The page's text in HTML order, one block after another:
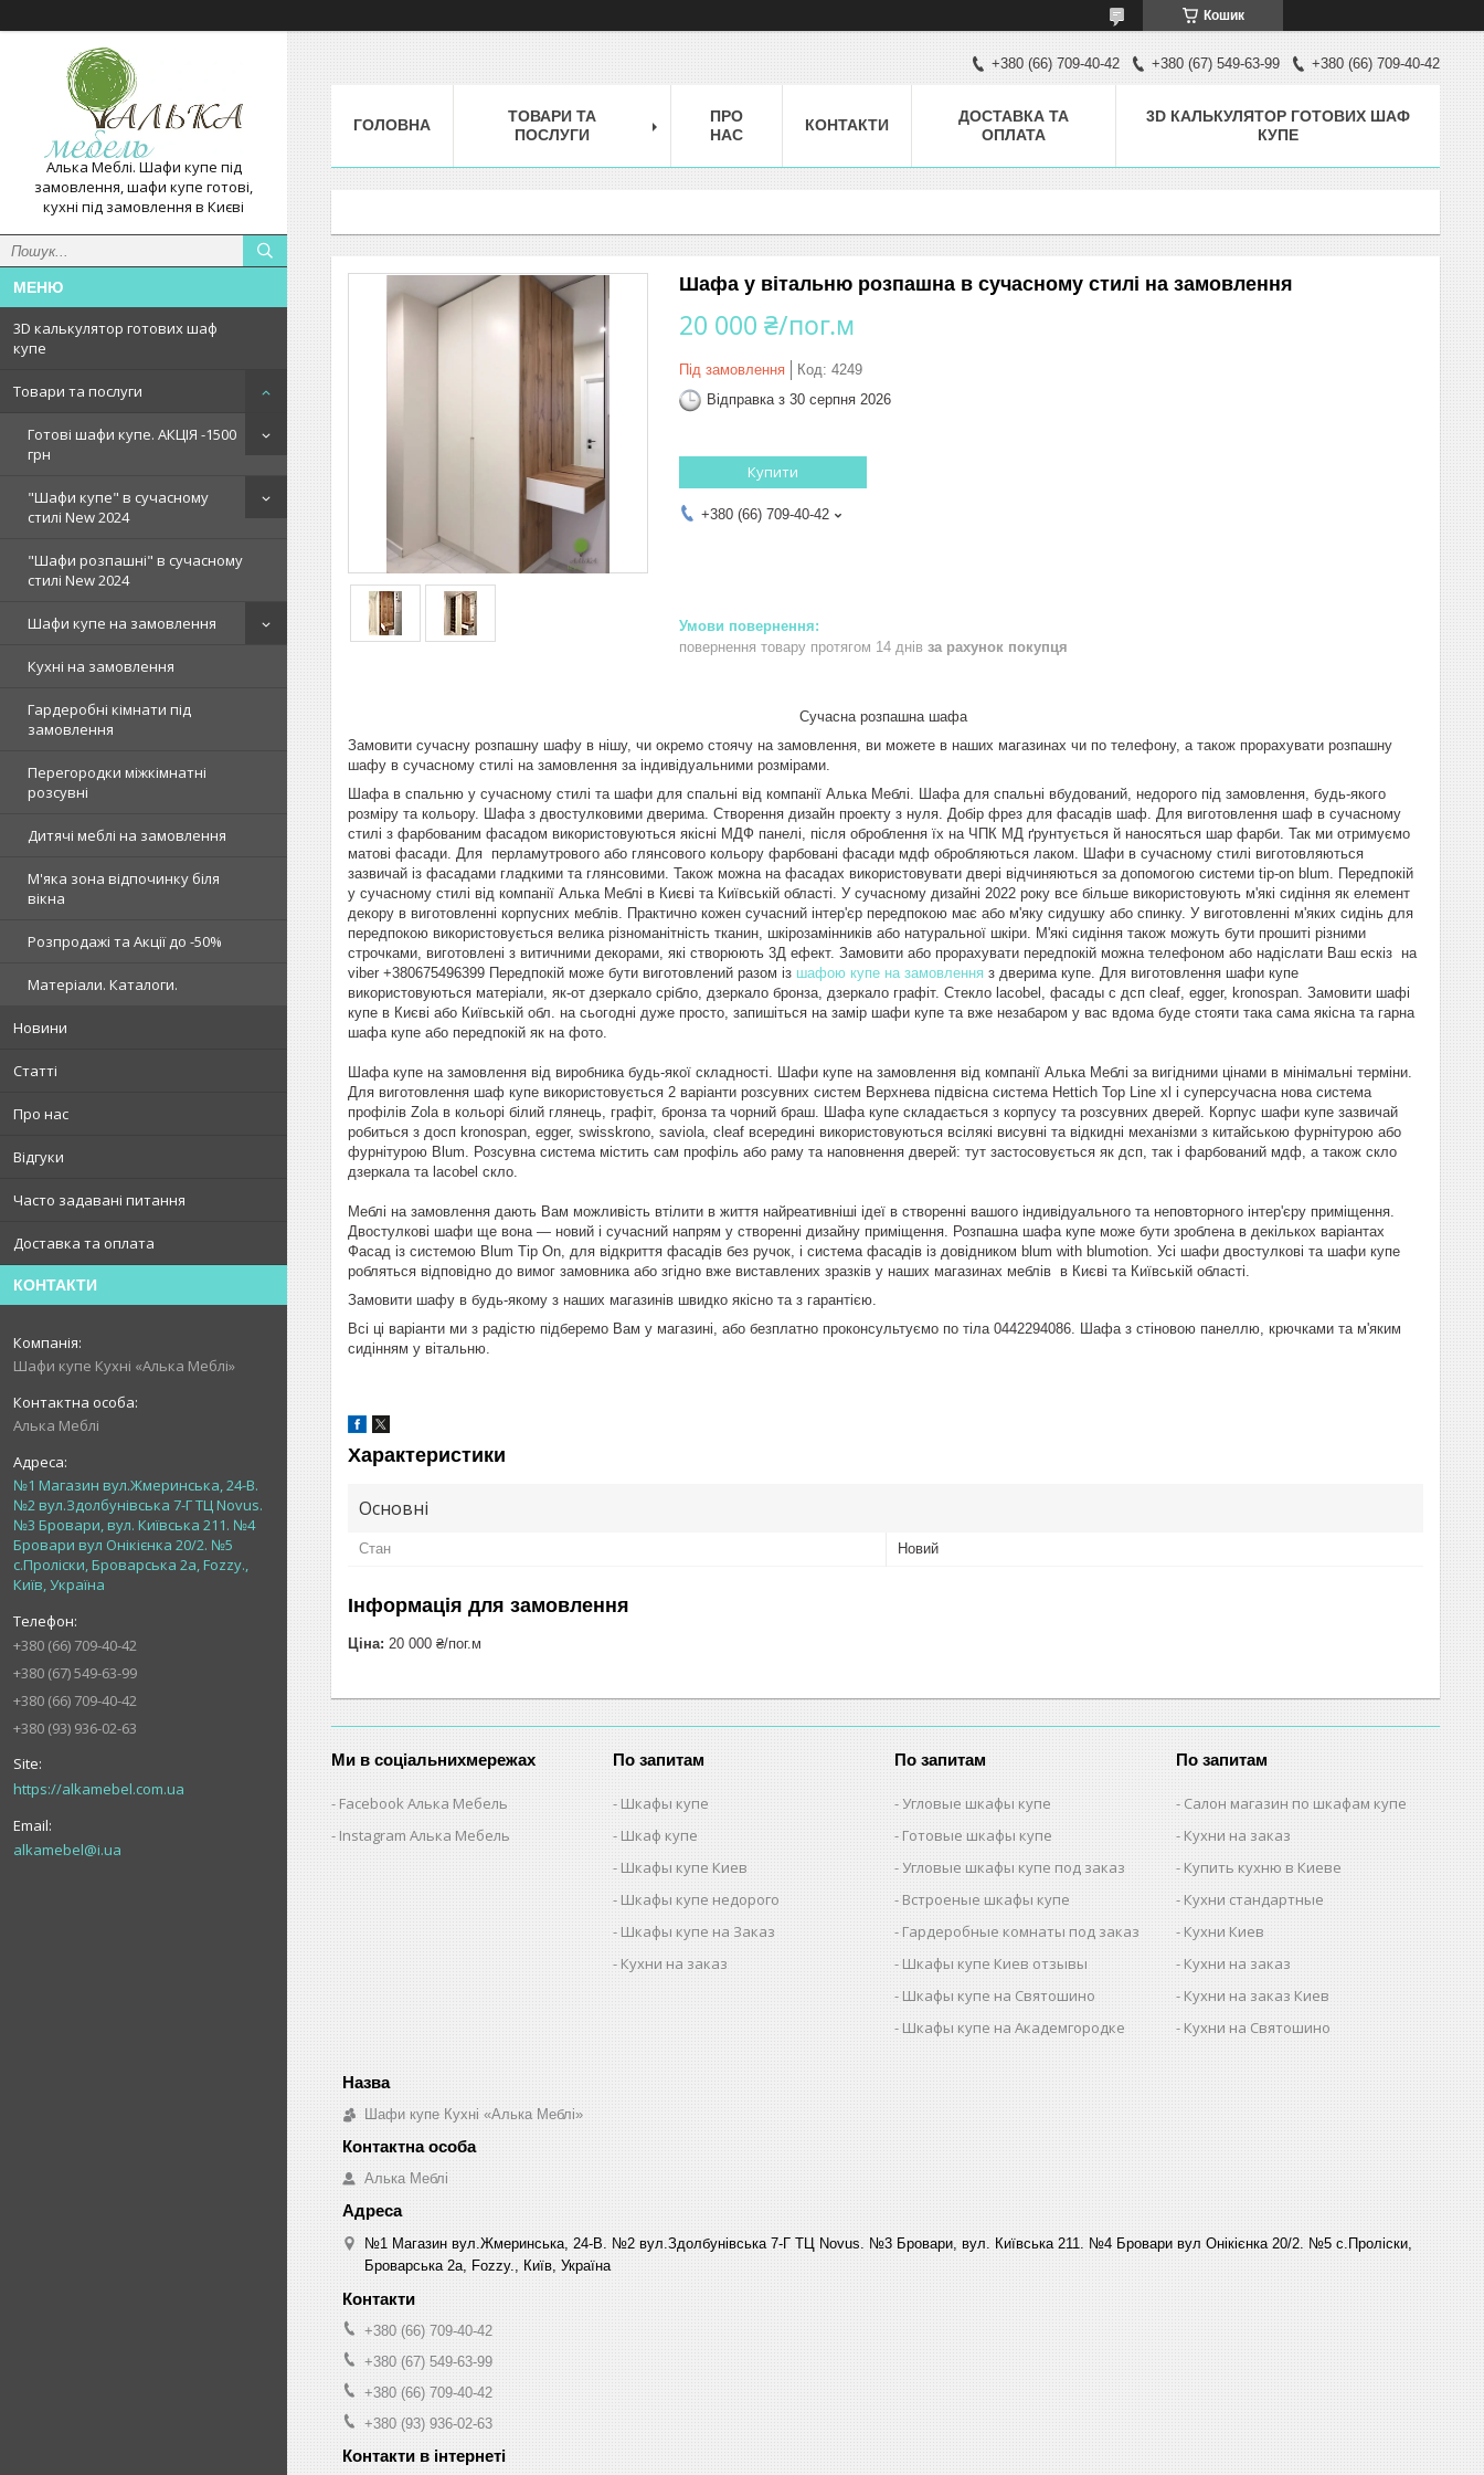
Кошик
Алька Меблі. Шафи купе під
замовлення, шафи купе готові,
кухні під замовлення в Києві
3D калькулятор готових шаф
купе
Товари та послуги
Готові шафи купе. АКЦІЯ -1500
грн
"Шафи купе" в сучасному
стилі New 2024
"Шафи розпашні" в сучасному
стилі New 2024
Шафи купе на замовлення
Кухні на замовлення
Гардеробні кімнати під
замовлення
Перегородки міжкімнатні
розсувні
Дитячі меблі на замовлення
М'яка зона відпочинку біля
вікна
Розпродажі та Акції до -50%
Матеріали. Каталоги.
Новини
Статті
Про нас
Відгуки
Часто задавані питання
Доставка та оплата
КОНТАКТИ
Шафи купе Кухні «Алька Меблі»
Алька Меблі
№1 Магазин вул.Жмеринська, 24-В.
№2 вул.Здолбунівська 7-Г ТЦ Novus.
№3 Бровари, вул. Київська 211. №4
Бровари вул Онікієнка 20/2. №5
с.Проліски, Броварська 2а, Fozzy.,
Київ, Україна
+380 (66) 709-40-42
+380 (67) 549-63-99
+380 (66) 709-40-42
+380 (93) 936-02-63
https://alkamebel.com.ua
alkamebel@i.ua
+380 (66) 709-40-42 +380 (67) 549-63-99 +380 (66) 709-40-42
ГОЛОВНА
ТОВАРИ ТА
ПОСЛУГИ
ПРО
НАС
КОНТАКТИ
ДОСТАВКА ТА
ОПЛАТА
3D КАЛЬКУЛЯТОР ГОТОВИХ ШАФ
КУПЕ
Шафа у вітальню розпашна в сучасному стилі на замовлення
20 000 ₴/пог.м
Під замовлення Код: 4249
Відправка з 30 серпня 2026
Купити
+380 (66) 709-40-42
повернення товару протягом 14 днів за рахунок покупця
Сучасна розпашна шафа
Замовити сучасну розпашну шафу в нішу, чи окремо стоячу на замовлення, ви можете в наших магазинах чи по телефону, а також прорахувати розпашну
шафу в сучасному стилі на замовлення за індивідуальними розмірами.
Шафа в спальню у сучасному стилі та шафи для спальні від компанії Алька Меблі. Шафа для спальні вбудований, недорого під замовлення, будь-якого
розміру та кольору. Шафа з двостулковими дверима. Створення дизайн проекту з нуля. Добір фрез для фасадів шаф. Для виготовлення шаф в сучасному
стилі з фарбованим фасадом використовуються якісні МДФ панелі, після оброблення їх на ЧПК МД ґрунтується й наносяться шар фарби. Так ми отримуємо
матові фасади. Для перламутрового або глянсового кольору фарбовані фасади мдф обробляються лаком. Шафи в сучасному стилі виготовляються
зазвичай із фасадами гладкими та глянсовими. Також можна на фасадах використовувати двері відчиняються за допомогою системи tip-on blum. Передпокій
у сучасному стилі від компанії Алька Меблі в Києві та Київській області. У сучасному дизайні 2022 року все більше використовують м'які сидіння як елемент
декору в виготовленні корпусних меблів. Практично кожен сучасний інтер'єр передпокою має або м'яку сидушку або спинку. У виготовленні м'яких сидінь для
передпокою використовується велика різноманітність тканин, шкірозамінників або натуральної шкіри. М'які сидіння також можуть бути прошиті різними
строчками, виготовлені з витичними декорами, які створюють 3Д ефект. Замовити або прорахувати передпокій можна телефоном або надіслати Ваш ескіз на
viber +380675496399 Передпокій може бути виготовлений разом із шафою купе на замовлення з дверима купе. Для виготовлення шафи купе
використовуються матеріали, як-от дзеркало срібло, дзеркало бронза, дзеркало графіт. Стекло lacobel, фасады с дсп cleaf, egger, kronospan. Замовити шафі
купе в Києві або Київській обл. на сьогодні дуже просто, запишіться на замір шафи купе та вже незабаром у вас вдома буде стояти така сама якісна та гарна
шафа купе або передпокій як на фото.
Шафа купе на замовлення від виробника будь-якої складності. Шафи купе на замовлення від компанії Алька Меблі за вигідними цінами в мінімальні терміни.
Для виготовлення шаф купе використовується 2 варіанти розсувних систем Верхнева підвісна система Hettich Top Line xl і суперсучасна нова система
профілів Zola в кольорі білий глянець, графіт, бронза та чорний браш. Шафа купе складається з корпусу та розсувних дверей. Корпус шафи купе зазвичай
робиться з досп kronospan, egger, swisskrono, saviola, cleaf всередині використовуються всілякі висувні та відкидні механізми з китайською фурнітурою або
фурнітурою Blum. Розсувна система містить сам профіль або раму та наповнення дверей: тут застосовується як дсп, так і фарбований мдф, а також скло
дзеркала та lacobel скло.
Меблі на замовлення дають Вам можливість втілити в життя найреативніші ідеї в створенні вашого індивідуального та неповторного інтер'єру приміщення.
Двостулкові шафи ще вона — новий і сучасний напрям у створенні дизайну приміщення. Розпашна шафа купе може бути зроблена в декількох варіантах
Фасад із системою Blum Tip On, для відкриття фасадів без ручок, і система фасадів із довідником blum with blumotion. Усі шафи двостулкові та шафи купе
робляться відповідно до вимог замовника або згідно вже виставлених зразків у наших магазинах меблів в Києві та Київській області.
Замовити шафу в будь-якому з наших магазинів швидко якісно та з гарантією.
Всі ці варіанти ми з радістю підберемо Вам у магазині, або безплатно проконсультуємо по тіла 0442294086. Шафа з стіновою панеллю, крючками та м'яким
сидінням у вітальню.
Характеристики
Основні
Стан Новий
Інформація для замовлення
Ціна: 20 000 ₴/пог.м
Ми в соціальнихмережах
Facebook Алька Мебель
Instagram Алька Мебель
По запитам
Шкафы купе
Шкаф купе
Шкафы купе Киев
Шкафы купе недорого
Шкафы купе на Заказ
Кухни на заказ
По запитам
Угловые шкафы купе
Готовые шкафы купе
Угловые шкафы купе под заказ
Встроеные шкафы купе
Гардеробные комнаты под заказ
Шкафы купе Киев отзывы
Шкафы купе на Святошино
Шкафы купе на Академгородке
По запитам
Салон магазин по шкафам купе
Кухни на заказ
Купить кухню в Киеве
Кухни стандартные
Кухни Киев
Кухни на заказ
Кухни на заказ Киев
Кухни на Святошино
Шафи купе Кухні «Алька Меблі»
Алька Меблі
№1 Магазин вул.Жмеринська, 24-В. №2 вул.Здолбунівська 7-Г ТЦ Novus. №3 Бровари, вул. Київська 211. №4 Бровари вул Онікієнка 20/2. №5 с.Проліски,
Броварська 2а, Fozzy., Київ, Україна
+380 (66) 709-40-42
+380 (67) 549-63-99
+380 (66) 709-40-42
+380 (93) 936-02-63